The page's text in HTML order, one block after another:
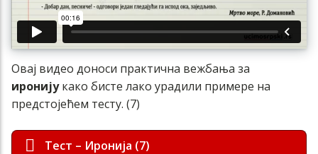
Овај видео доноси практична вежбања за
иронију како бисте лако урадили примере на
предстојећем тесту. (7)
Тест – Иронија (7)